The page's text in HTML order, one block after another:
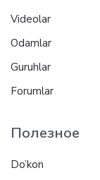
Videolar
Odamlar
Guruhlar
Forumlar
Полезное
Do’kon